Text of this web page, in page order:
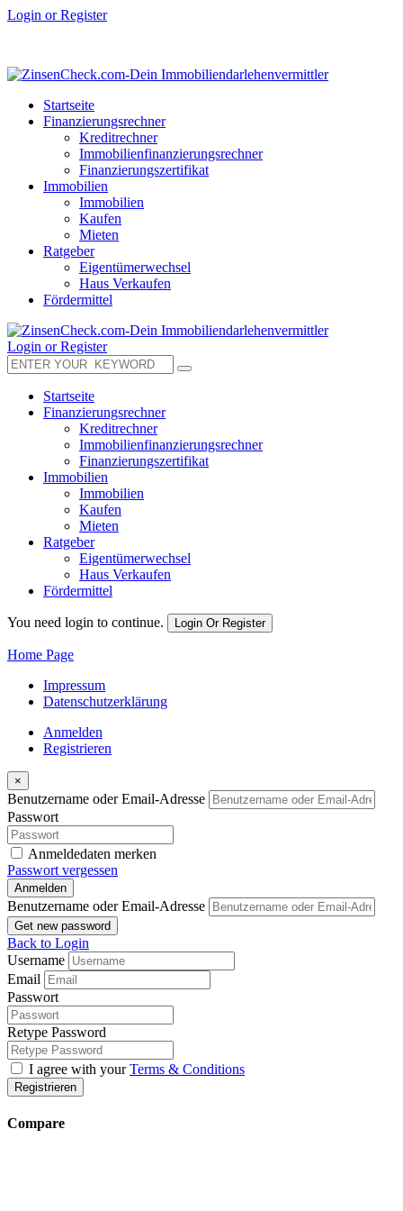
Login or Register
Startseite
Finanzierungsrechner
Kreditrechner
Immobilienfinanzierungsrechner
Finanzierungszertifikat
Immobilien
Immobilien
Kaufen
Mieten
Ratgeber
Eigentümerwechsel
Haus Verkaufen
Fördermittel
Login or Register
Startseite
Finanzierungsrechner
Kreditrechner
Immobilienfinanzierungsrechner
Finanzierungszertifikat
Immobilien
Immobilien
Kaufen
Mieten
Ratgeber
Eigentümerwechsel
Haus Verkaufen
Fördermittel
You need login to continue. Login Or Register
Home Page
Impressum
Datenschutzerklärung
Anmelden
Registrieren
×
Benutzername oder Email-Adresse
Passwort
Anmeldedaten merken
Passwort vergessen
Anmelden
Benutzername oder Email-Adresse
Get new password
Back to Login
Username
Email
Passwort
Retype Password
I agree with yourTerms & Conditions
Registrieren
Compare